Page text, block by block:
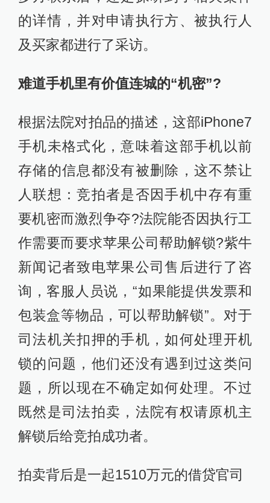
的详情，并对申请执行方、被执行人
及买家都进行了采访。
难道手机里有价值连城的“机密”?
根据法院对拍品的描述，这部iPhone7
手机未格式化，意味着这部手机以前
存储的信息都没有被删除，这不禁让
人联想：竞拍者是否因手机中存有重
要机密而激烈争夺?法院能否因执行工
作需要而要求苹果公司帮助解锁?紫牛
新闻记者致电苹果公司售后进行了咨
询，客服人员说，“如果能提供发票和
包装盒等物品，可以帮助解锁”。对于
司法机关扣押的手机，如何处理开机
锁的问题，他们还没有遇到过这类问
题，所以现在不确定如何处理。不过
既然是司法拍卖，法院有权请原机主
解锁后给竞拍成功者。
拍卖背后是一起1510万元的借贷官司